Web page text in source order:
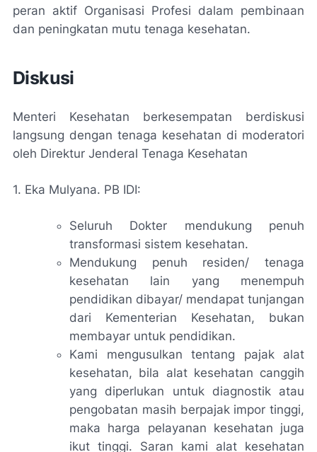
peran aktif Organisasi Profesi dalam pembinaan
dan peningkatan mutu tenaga kesehatan.
Diskusi
Menteri Kesehatan berkesempatan berdiskusi
langsung dengan tenaga kesehatan di moderatori
oleh Direktur Jenderal Tenaga Kesehatan
1. Eka Mulyana. PB IDI:
Seluruh Dokter mendukung penuh
transformasi sistem kesehatan.
Mendukung penuh residen/ tenaga
kesehatan lain yang menempuh
pendidikan dibayar/ mendapat tunjangan
dari Kementerian Kesehatan, bukan
membayar untuk pendidikan.
Kami mengusulkan tentang pajak alat
kesehatan, bila alat kesehatan canggih
yang diperlukan untuk diagnostik atau
pengobatan masih berpajak impor tinggi,
maka harga pelayanan kesehatan juga
ikut tinggi. Saran kami alat kesehatan